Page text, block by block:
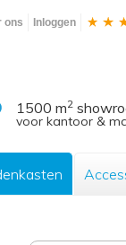
ons Inloggen
1500 m2
voor kantoor &